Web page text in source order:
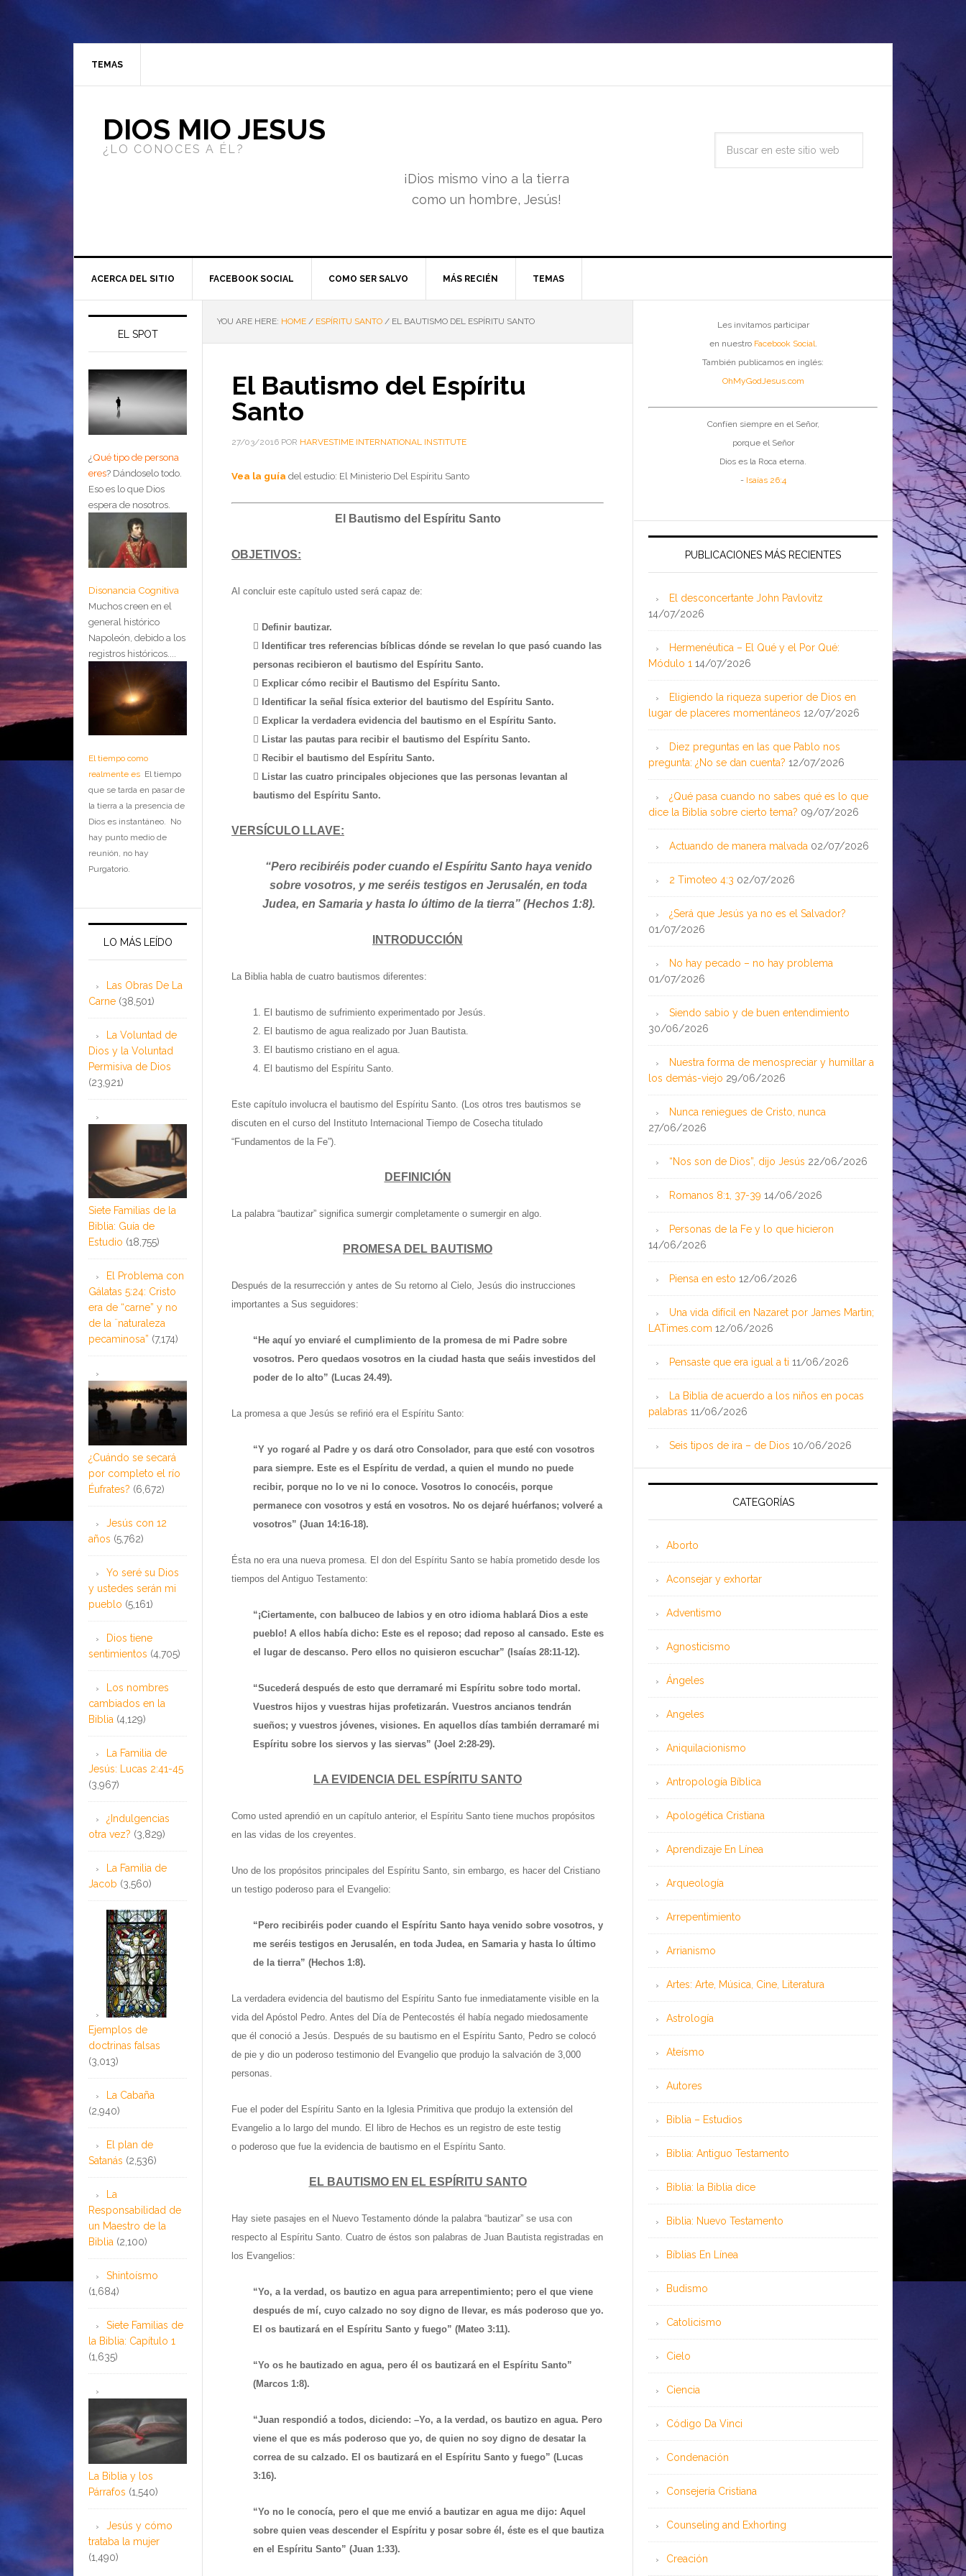
TEMAS
DIOS MIO JESUS
¿LO CONOCES A ÉL?
¡Dios mismo vino a la tierra
como un hombre, Jesús!
ACERCA DEL SITIO FACEBOOK SOCIAL COMO SER SALVO MÁS RECIÉN TEMAS
YOU ARE HERE: HOME / ESPÍRITU SANTO / EL BAUTISMO DEL ESPÍRITU SANTO
El Bautismo del Espíritu
Santo
27/03/2016 POR HARVESTIME INTERNATIONAL INSTITUTE
Vea la guía del estudio: El Ministerio Del Espíritu Santo
El Bautismo del Espíritu Santo
OBJETIVOS:
Al concluir este capítulo usted será capaz de:
 Definir bautizar.
 Identificar tres referencias bíblicas dónde se revelan lo que pasó cuando las
personas recibieron el bautismo del Espíritu Santo.
 Explicar cómo recibir el Bautismo del Espíritu Santo.
 Identificar la señal física exterior del bautismo del Espíritu Santo.
 Explicar la verdadera evidencia del bautismo en el Espíritu Santo.
 Listar las pautas para recibir el bautismo del Espíritu Santo.
 Recibir el bautismo del Espíritu Santo.
 Listar las cuatro principales objeciones que las personas levantan al
bautismo del Espíritu Santo.
VERSÍCULO LLAVE:
“Pero recibiréis poder cuando el Espíritu Santo haya venido
sobre vosotros, y me seréis testigos en Jerusalén, en toda
Judea, en Samaria y hasta lo último de la tierra” (Hechos 1:8).
INTRODUCCIÓN
La Biblia habla de cuatro bautismos diferentes:
1. El bautismo de sufrimiento experimentado por Jesús.
2. El bautismo de agua realizado por Juan Bautista.
3. El bautismo cristiano en el agua.
4. El bautismo del Espíritu Santo.
Este capítulo involucra el bautismo del Espíritu Santo. (Los otros tres bautismos se
discuten en el curso del Instituto Internacional Tiempo de Cosecha titulado
“Fundamentos de la Fe”).
DEFINICIÓN
La palabra “bautizar” significa sumergir completamente o sumergir en algo.
PROMESA DEL BAUTISMO
Después de la resurrección y antes de Su retorno al Cielo, Jesús dio instrucciones
importantes a Sus seguidores:
“He aquí yo enviaré el cumplimiento de la promesa de mi Padre sobre
vosotros. Pero quedaos vosotros en la ciudad hasta que seáis investidos del
poder de lo alto” (Lucas 24.49).
La promesa a que Jesús se refirió era el Espíritu Santo:
“Y yo rogaré al Padre y os dará otro Consolador, para que esté con vosotros
para siempre. Este es el Espíritu de verdad, a quien el mundo no puede
recibir, porque no lo ve ni lo conoce. Vosotros lo conocéis, porque
permanece con vosotros y está en vosotros. No os dejaré huérfanos; volveré a
vosotros” (Juan 14:16-18).
Ésta no era una nueva promesa. El don del Espíritu Santo se había prometido desde los
tiempos del Antiguo Testamento:
“¡Ciertamente, con balbuceo de labios y en otro idioma hablará Dios a este
pueblo! A ellos había dicho: Este es el reposo; dad reposo al cansado. Este es
el lugar de descanso. Pero ellos no quisieron escuchar” (Isaías 28:11-12).
“Sucederá después de esto que derramaré mi Espíritu sobre todo mortal.
Vuestros hijos y vuestras hijas profetizarán. Vuestros ancianos tendrán
sueños; y vuestros jóvenes, visiones. En aquellos días también derramaré mi
Espíritu sobre los siervos y las siervas” (Joel 2:28-29).
LA EVIDENCIA DEL ESPÍRITU SANTO
Como usted aprendió en un capítulo anterior, el Espíritu Santo tiene muchos propósitos
en las vidas de los creyentes.
Uno de los propósitos principales del Espíritu Santo, sin embargo, es hacer del Cristiano
un testigo poderoso para el Evangelio:
“Pero recibiréis poder cuando el Espíritu Santo haya venido sobre vosotros, y
me seréis testigos en Jerusalén, en toda Judea, en Samaria y hasta lo último
de la tierra” (Hechos 1:8).
La verdadera evidencia del bautismo del Espíritu Santo fue inmediatamente visible en la
vida del Apóstol Pedro. Antes del Día de Pentecostés él había negado miedosamente
que él conoció a Jesús. Después de su bautismo en el Espíritu Santo, Pedro se colocó
de pie y dio un poderoso testimonio del Evangelio que produjo la salvación de 3,000
personas.
Fue el poder del Espíritu Santo en la Iglesia Primitiva que produjo la extensión del
Evangelio a lo largo del mundo. El libro de Hechos es un registro de este testig
o poderoso que fue la evidencia de bautismo en el Espíritu Santo.
EL BAUTISMO EN EL ESPÍRITU SANTO
Hay siete pasajes en el Nuevo Testamento dónde la palabra “bautizar” se usa con
respecto al Espíritu Santo. Cuatro de éstos son palabras de Juan Bautista registradas en
los Evangelios:
“Yo, a la verdad, os bautizo en agua para arrepentimiento; pero el que viene
después de mí, cuyo calzado no soy digno de llevar, es más poderoso que yo.
El os bautizará en el Espíritu Santo y fuego” (Mateo 3:11).
“Yo os he bautizado en agua, pero él os bautizará en el Espíritu Santo”
(Marcos 1:8).
“Juan respondió a todos, diciendo: –Yo, a la verdad, os bautizo en agua. Pero
viene el que es más poderoso que yo, de quien no soy digno de desatar la
correa de su calzado. El os bautizará en el Espíritu Santo y fuego” (Lucas
3:16).
“Yo no le conocía, pero el que me envió a bautizar en agua me dijo: Aquel
sobre quien veas descender el Espíritu y posar sobre él, éste es el que bautiza
en el Espíritu Santo” (Juan 1:33).
Les invitamos participar
en nuestro Facebook Social.
También publicamos en inglés:
OhMyGodJesus.com
Confíen siempre en el Señor,
porque el Señor
Dios es la Roca eterna.
- Isaías 26:4
PUBLICACIONES MÁS RECIENTES
El desconcertante John Pavlovitz
14/07/2026
Hermenéutica – El Qué y el Por Qué:
Módulo 1 14/07/2026
Eligiendo la riqueza superior de Dios en
lugar de placeres momentáneos 12/07/2026
Diez preguntas en las que Pablo nos
pregunta: ¿No se dan cuenta? 12/07/2026
¿Qué pasa cuando no sabes qué es lo que
dice la Biblia sobre cierto tema? 09/07/2026
Actuando de manera malvada 02/07/2026
2 Timoteo 4:3 02/07/2026
¿Será que Jesús ya no es el Salvador?
01/07/2026
No hay pecado – no hay problema
01/07/2026
Siendo sabio y de buen entendimiento
30/06/2026
Nuestra forma de menospreciar y humillar a
los demás-viejo 29/06/2026
Nunca reniegues de Cristo, nunca
27/06/2026
“Nos son de Dios”, dijo Jesús 22/06/2026
Romanos 8:1, 37-39 14/06/2026
Personas de la Fe y lo que hicieron
14/06/2026
Piensa en esto 12/06/2026
Una vida difícil en Nazaret por James Martin;
LATimes.com 12/06/2026
Pensaste que era igual a ti 11/06/2026
La Biblia de acuerdo a los niños en pocas
palabras 11/06/2026
Seis tipos de ira – de Dios 10/06/2026
CATEGORÍAS
Aborto
Aconsejar y exhortar
Adventismo
Agnosticismo
Ángeles
Angeles
Aniquilacionismo
Antropología Bíblica
Apologética Cristiana
Aprendizaje En Línea
Arqueología
Arrepentimiento
Arrianismo
Artes: Arte, Música, Cine, Literatura
Astrología
Ateísmo
Autores
Biblia – Estudios
Biblia: Antiguo Testamento
Biblia: la Biblia dice
Biblia: Nuevo Testamento
Bíblias En Línea
Budismo
Catolicismo
Cielo
Ciencia
Código Da Vinci
Condenación
Consejería Cristiana
Counseling and Exhorting
Creación
EL SPOT
¿Qué tipo de persona
eres? Dándoselo todo.
Eso es lo que Dios
espera de nosotros.
Disonancia Cognitiva
Muchos creen en el
general histórico
Napoleón, debido a los
registros históricos....
El tiempo como
realmente es El tiempo
que se tarda en pasar de
la tierra a la presencia de
Dios es instantáneo. No
hay punto medio de
reunión, no hay
Purgatorio.
LO MÁS LEÍDO
Las Obras De La
Carne (38,501)
La Voluntad de
Dios y la Voluntad
Permisiva de Dios
(23,921)
Siete Familias de la
Biblia: Guía de
Estudio (18,755)
El Problema con
Gálatas 5:24: Cristo
era de “carne” y no
de la ¨naturaleza
pecaminosa” (7,174)
¿Cuándo se secará
por completo el río
Éufrates? (6,672)
Jesús con 12
años (5,762)
Yo seré su Dios
y ustedes serán mi
pueblo (5,161)
Dios tiene
sentimientos (4,705)
Los nombres
cambiados en la
Biblia (4,129)
La Familia de
Jesús: Lucas 2:41-45
(3,967)
¿Indulgencias
otra vez? (3,829)
La Familia de
Jacob (3,560)
Ejemplos de
doctrinas falsas
(3,013)
La Cabaña
(2,940)
El plan de
Satanás (2,536)
La
Responsabilidad de
un Maestro de la
Biblia (2,100)
Shintoísmo
(1,684)
Siete Familias de
la Biblia: Capítulo 1
(1,635)
La Biblia y los
Párrafos (1,540)
Jesús y cómo
trataba la mujer
(1,490)